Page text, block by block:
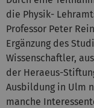
die Physik-
Professor Peter
Ergänzung des
Wissenschaftler,
der Heraeus-
Ausbildung in Ulm
manche